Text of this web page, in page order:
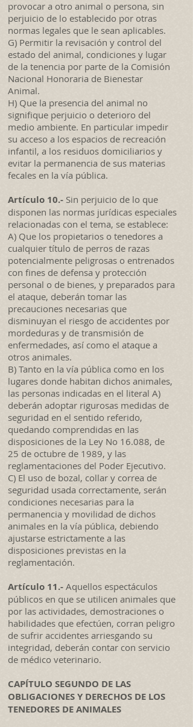
provocar a otro animal o persona, sin
perjuicio de lo establecido por otras
normas legales que le sean aplicables.
G) Permitir la revisación y control del
estado del animal, condiciones y lugar
de la tenencia por parte de la Comisión
Nacional Honoraria de Bienestar
Animal.
H) Que la presencia del animal no
signifique perjuicio o deterioro del
medio ambiente. En particular impedir
su acceso a los espacios de recreación
infantil, a los residuos domiciliarios y
evitar la permanencia de sus materias
fecales en la vía pública.
Artículo 10.- Sin perjuicio de lo que
disponen las normas jurídicas especiales
relacionadas con el tema, se establece:
A) Que los propietarios o tenedores a
cualquier título de perros de razas
potencialmente peligrosas o entrenados
con fines de defensa y protección
personal o de bienes, y preparados para
el ataque, deberán tomar las
precauciones necesarias que
disminuyan el riesgo de accidentes por
mordeduras y de transmisión de
enfermedades, así como el ataque a
otros animales.
B) Tanto en la vía pública como en los
lugares donde habitan dichos animales,
las personas indicadas en el literal A)
deberán adoptar rigurosas medidas de
seguridad en el sentido referido,
quedando comprendidas en las
disposiciones de la Ley No 16.088, de
25 de octubre de 1989, y las
reglamentaciones del Poder Ejecutivo.
C) El uso de bozal, collar y correa de
seguridad usada correctamente, serán
condiciones necesarias para la
permanencia y movilidad de dichos
animales en la vía pública, debiendo
ajustarse estrictamente a las
disposiciones previstas en la
reglamentación.
Artículo 11.- Aquellos espectáculos
públicos en que se utilicen animales que
por las actividades, demostraciones o
habilidades que efectúen, corran peligro
de sufrir accidentes arriesgando su
integridad, deberán contar con servicio
de médico veterinario.
CAPÍTULO SEGUNDO DE LAS
OBLIGACIONES Y DERECHOS DE LOS
TENEDORES DE ANIMALES